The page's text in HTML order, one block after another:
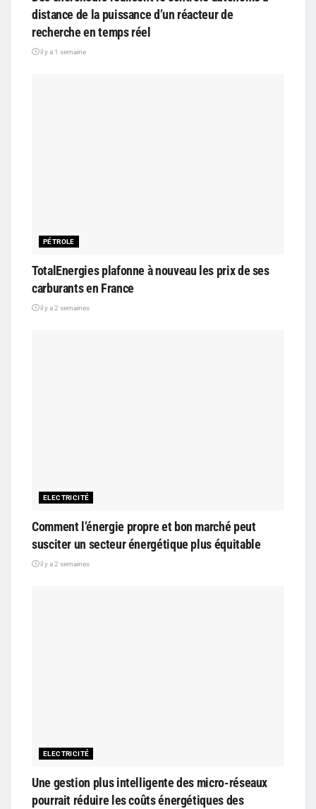
distance de la puissance d’un réacteur de
recherche en temps réel
il y a 1 semaine
PÉTROLE
TotalEnergies plafonne à nouveau les prix de ses
carburants en France
il y a 2 semaines
ELECTRICITÉ
Comment l’énergie propre et bon marché peut
susciter un secteur énergétique plus équitable
il y a 2 semaines
ELECTRICITÉ
Une gestion plus intelligente des micro-réseaux
pourrait réduire les coûts énergétiques des